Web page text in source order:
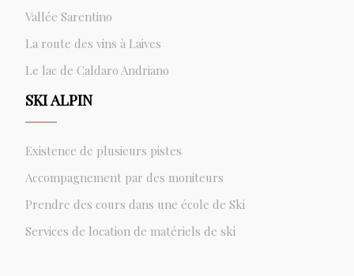
Vallée Sarentino
La route des vins à Laives
Le lac de Caldaro Andriano
SKI ALPIN
Existence de plusieurs pistes
Accompagnement par des moniteurs
Prendre des cours dans une école de Ski
Services de location de matériels de ski